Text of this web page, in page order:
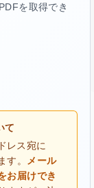
を取得でき
て
レス宛に
す。
メール
お届けでき